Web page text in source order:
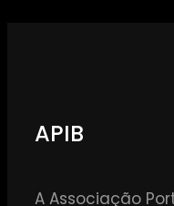
APIB
A Associação